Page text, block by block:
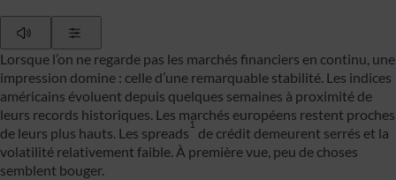
Lorsque l’on ne regarde pas les marchés financiers en continu, une
impression domine : celle d’une remarquable stabilité. Les indices
américains évoluent depuis quelques semaines à proximité de
leurs records historiques. Les marchés européens restent proches
de leurs plus hauts. Les spreads
1
de crédit demeurent serrés et la
volatilité relativement faible. À première vue, peu de choses
semblent bouger.